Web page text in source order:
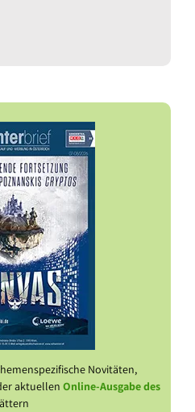
Novitäten,
aktuellen Online-Ausgabe des